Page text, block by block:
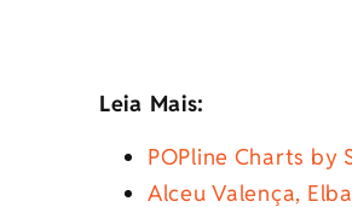
Leia Mais:
POPline Charts by
Alceu Valença,